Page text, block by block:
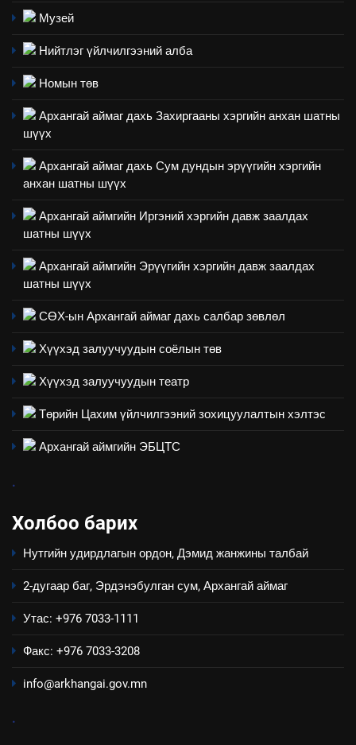
Музей
Нийтлэг үйлчилгээний алба
Номын төв
Архангай аймаг дахь Захиргааны хэргийн анхан шатны
шүүх
Архангай аймаг дахь Сум дундын эрүүгийн хэргийн
анхан шатны шүүх
Архангай аймгийн Иргэний хэргийн давж заалдах
шатны шүүх
Архангай аймгийн Эрүүгийн хэргийн давж заалдах
шатны шүүх
СӨХ-ын Архангай аймаг дахь салбар зөвлөл
Хүүхэд залуучуудын соёлын төв
Хүүхэд залуучуудын театр
Төрийн Цахим үйлчилгээний зохицуулалтын хэлтэс
Архангай аймгийн ЭБЦТС
.
Холбоо барих
Нутгийн удирдлагын ордон, Дэмид жанжины талбай
2-дугаар баг, Эрдэнэбулган сум, Архангай аймаг
Утас: +976 7033-1111
Факс: +976 7033-3208
info@arkhangai.gov.mn
.